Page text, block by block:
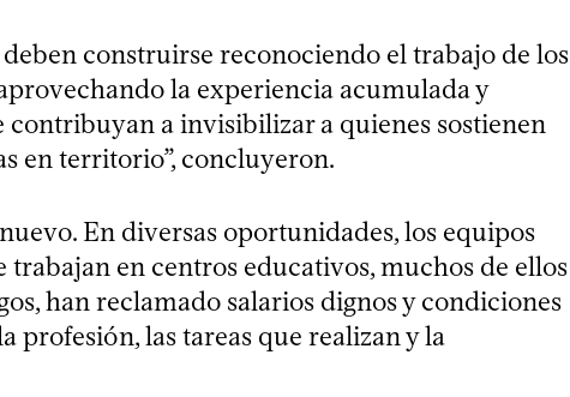
construirse reconociendo el trabajo de los
la experiencia acumulada y
contribuyan a invisibilizar a quienes sostienen
en territorio”, concluyeron.
En diversas oportunidades, los equipos
en centros educativos, muchos de ellos
han reclamado salarios dignos y condiciones
profesión, las tareas que realizan y la